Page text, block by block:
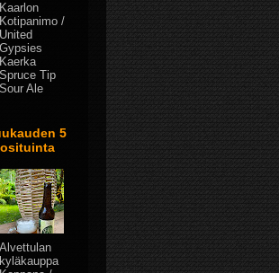
Kaarlon
Kotipanimo /
United
Gypsies
Kaerka
Spruce Tip
Sour Ale
5
Alvettulan
kyläkauppa